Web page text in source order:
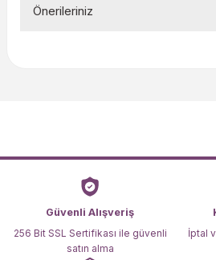
Önerileriniz
Ürün açıklamasında eksik bilgiler
Ürün bilgilerinde hatalar bulunuyor.
Ürün fiyatı diğer sitelerden daha
Bu ürüne benzer farklı alternatifler
Güvenli Alışveriş
256 Bit SSL Sertifikası ile güvenli
satın alma
İptal